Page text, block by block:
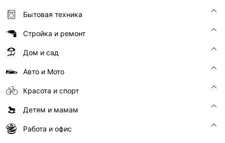
Бытовая техника
Стройка и ремонт
Дом и сад
Авто и Мото
Красота и спорт
Детям и мамам
Работа и офис